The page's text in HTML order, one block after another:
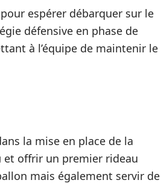
espérer débarquer sur le
défensive en phase de
à l’équipe de maintenir le
la mise en place de la
et offrir un premier rideau
mais également servir de